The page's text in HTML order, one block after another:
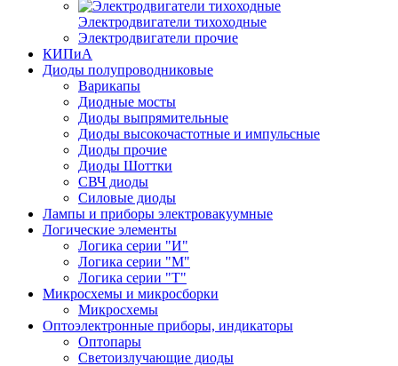
Электродвигатели тихоходные
Электродвигатели прочие
КИПиА
Диоды полупроводниковые
Варикапы
Диодные мосты
Диоды выпрямительные
Диоды высокочастотные и импульсные
Диоды прочие
Диоды Шоттки
СВЧ диоды
Силовые диоды
Лампы и приборы электровакуумные
Логические элементы
Логика серии "И"
Логика серии "М"
Логика серии "Т"
Микросхемы и микросборки
Микросхемы
Оптоэлектронные приборы, индикаторы
Оптопары
Светоизлучающие диоды